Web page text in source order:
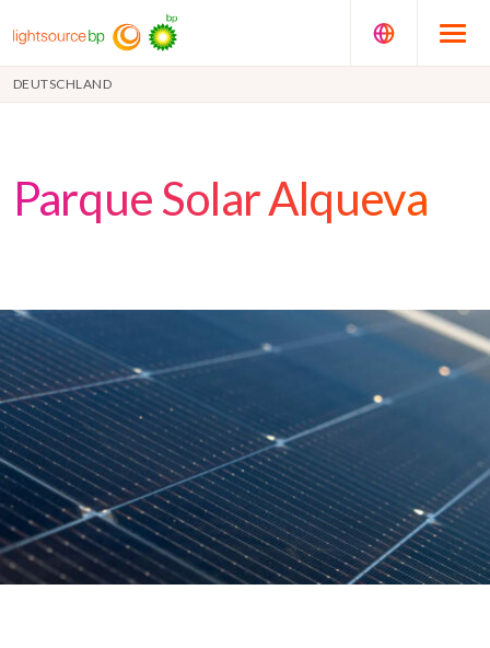
DEUTSCHLAND
Parque Solar Alqueva